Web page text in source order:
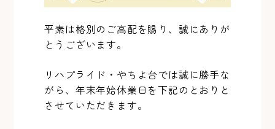
平素は格別のご高配を賜り、誠にありが
とうございます。
リハプライド・やちよ台では誠に勝手な
がら、年末年始休業日を下記のとおりと
させていただきます。